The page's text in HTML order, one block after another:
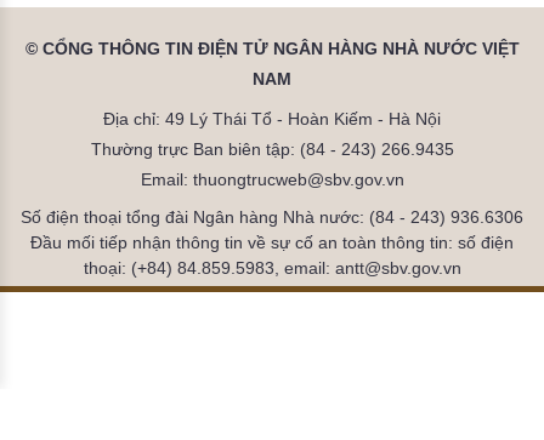
© CỔNG THÔNG TIN ĐIỆN TỬ NGÂN HÀNG NHÀ NƯỚC VIỆT
NAM
Địa chỉ: 49 Lý Thái Tổ - Hoàn Kiếm - Hà Nội
Thường trực Ban biên tập: (84 - 243) 266.9435
Email: thuongtrucweb@sbv.gov.vn
Số điện thoại tổng đài Ngân hàng Nhà nước: (84 - 243) 936.6306
Đầu mối tiếp nhận thông tin về sự cố an toàn thông tin: số điện
thoại: (+84) 84.859.5983, email: antt@sbv.gov.vn